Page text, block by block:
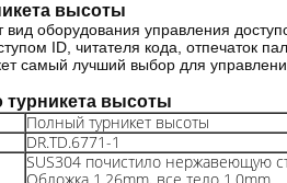
высоты
вид оборудования управления
ID, читателя кода, отпечаток
самый лучший выбор для
турникета высоты
Полный турникет высоты
DR.TD.6771-1
SUS304 почистило нержавеющую